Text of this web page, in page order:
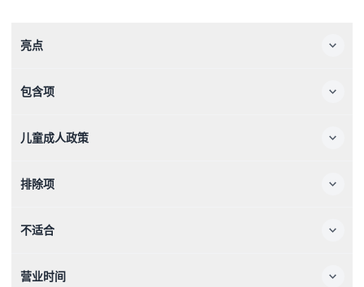
亮点
包含项
儿童成人政策
排除项
不适合
营业时间